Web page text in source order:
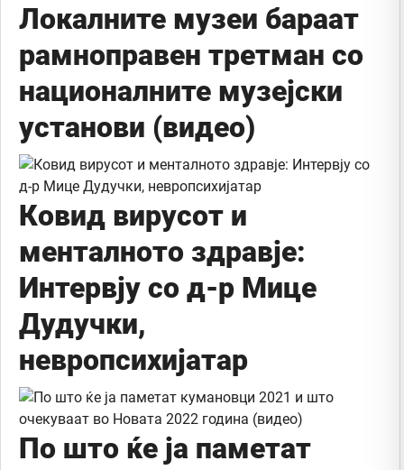
Локалните музеи бараат
рамноправен третман со
националните музејски
установи (видео)
Ковид вирусот и
менталното здравје:
Интервју со д-р Мице
Дудучки,
невропсихијатар
По што ќе ја паметат